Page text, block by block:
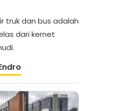
truk dan bus adalah
dari kernet